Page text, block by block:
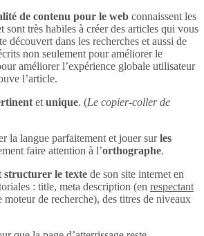
de contenu pour le web connaissent les
sont très habiles à créer des articles qui vous
découvert dans les recherches et aussi de
non seulement pour améliorer le
améliorer l’expérience globale utilisateur
l’article.
et unique. (Le copier-coller de
la langue parfaitement et jouer surles
faire attention à l’orthographe.
structurer le texte de son site internet en
: title, meta description (en respectant
moteur de recherche), des titres de niveaux